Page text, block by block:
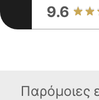
9.6
Παρόμοιες